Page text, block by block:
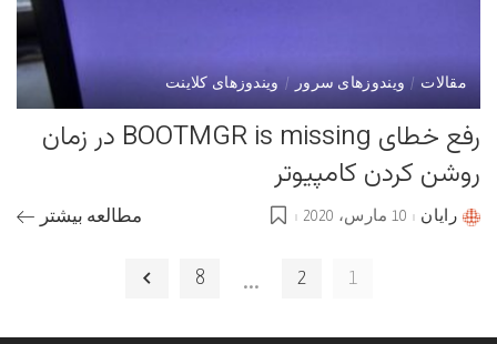
مقالات ویندوزهای سرور ویندوزهای کلاینت
رفع خطای BOOTMGR is missing در زمان
روشن کردن کامپیوتر
Postedرایان 10 مارس، 2020 مطالعه بیشتر
1
2
…
8